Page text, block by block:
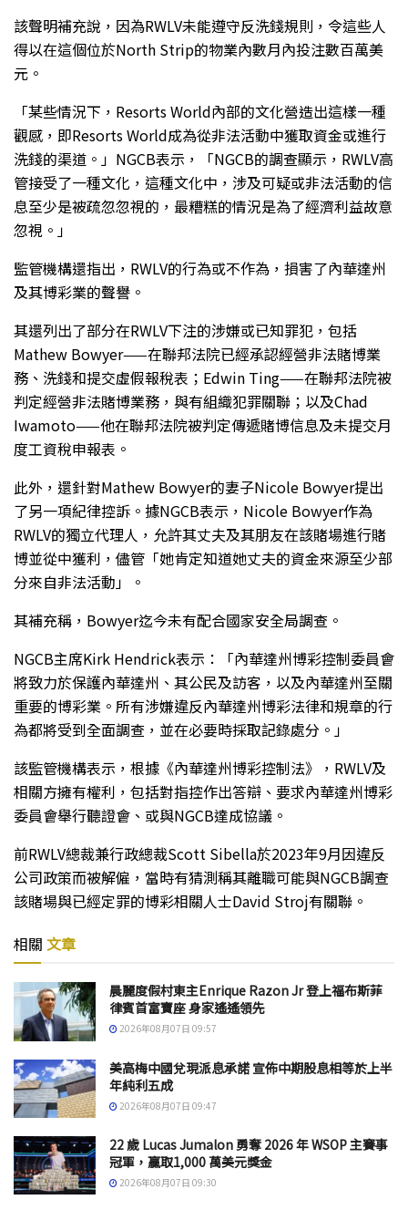
該聲明補充說，因為RWLV未能遵守反洗錢規則，令這些人
得以在這個位於North Strip的物業內數月內投注數百萬美
元。
「某些情況下，Resorts World內部的文化營造出這樣一種
觀感，即Resorts World成為從非法活動中獲取資金或進行
洗錢的渠道。」NGCB表示，「NGCB的調查顯示，RWLV高
管接受了一種文化，這種文化中，涉及可疑或非法活動的信
息至少是被疏忽忽視的，最糟糕的情況是為了經濟利益故意
忽視。」
監管機構還指出，RWLV的行為或不作為，損害了內華達州
及其博彩業的聲譽。
其還列出了部分在RWLV下注的涉嫌或已知罪犯，包括
Mathew Bowyer——在聯邦法院已經承認經營非法賭博業
務、洗錢和提交虛假報稅表；Edwin Ting——在聯邦法院被
判定經營非法賭博業務，與有組織犯罪關聯；以及Chad
Iwamoto——他在聯邦法院被判定傳遞賭博信息及未提交月
度工資稅申報表。
此外，還針對Mathew Bowyer的妻子Nicole Bowyer提出
了另一項紀律控訴。據NGCB表示，Nicole Bowyer作為
RWLV的獨立代理人，允許其丈夫及其朋友在該賭場進行賭
博並從中獲利，儘管「她肯定知道她丈夫的資金來源至少部
分來自非法活動」。
其補充稱，Bowyer迄今未有配合國家安全局調查。
NGCB主席Kirk Hendrick表示：「內華達州博彩控制委員會
將致力於保護內華達州、其公民及訪客，以及內華達州至關
重要的博彩業。所有涉嫌違反內華達州博彩法律和規章的行
為都將受到全面調查，並在必要時採取記錄處分。」
該監管機構表示，根據《內華達州博彩控制法》，RWLV及
相關方擁有權利，包括對指控作出答辯、要求內華達州博彩
委員會舉行聽證會、或與NGCB達成協議。
前RWLV總裁兼行政總裁Scott Sibella於2023年9月因違反
公司政策而被解僱，當時有猜測稱其離職可能與NGCB調查
該賭場與已經定罪的博彩相關人士David Stroj有關聯。
相關 文章
晨麗度假村東主Enrique Razon Jr 登上福布斯菲
律賓首富寶座 身家遙遙領先
2026年08月07日 09:57
美高梅中國兌現派息承諾 宣佈中期股息相等於上半
年純利五成
2026年08月07日 09:47
22 歲 Lucas Jumalon 勇奪 2026 年 WSOP 主賽事
冠軍，贏取1,000 萬美元獎金
2026年08月07日 09:30